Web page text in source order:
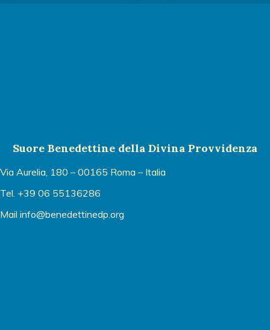
Suore Benedettine della Divina Provvidenza
Via Aurelia, 180 – 00165 Roma – Italia
Tel. +39 06 55136286
Mail info@benedettinedp.org